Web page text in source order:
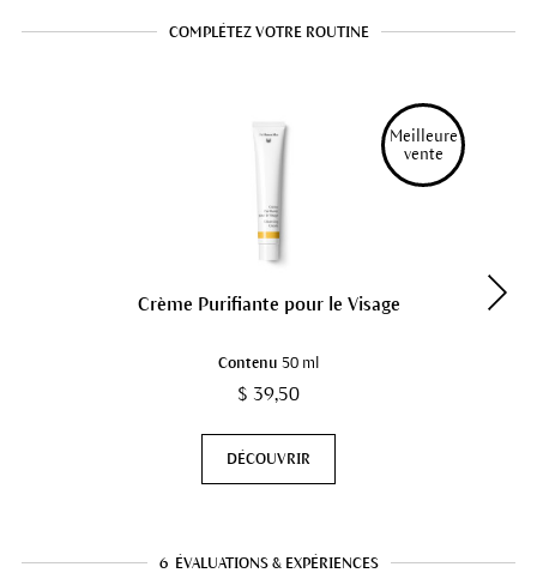
COMPLÉTEZ VOTRE ROUTINE
Meilleure
vente
Crème Purifiante pour le Visage
Contenu 50 ml
$ 39,50
DÉCOUVRIR
6 ÉVALUATIONS & EXPÉRIENCES